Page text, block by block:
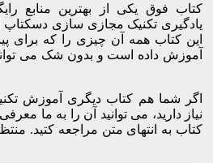
کتاب فوق یکی از بهترین منابع
یادگیری تکنیک مجازی سازی
این کتاب همه آن چیزی را که برای
آموزش داده است و بدون شک می
اگر شما هم کتاب دیگری آموزش
نیاز دارید، می توانید آن را به ما
کتاب به انتهای متن مراجعه کتید.